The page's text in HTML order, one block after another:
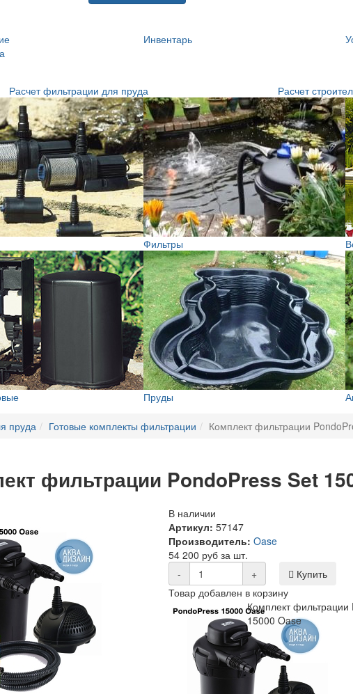
Инвентарь
Расчет фильтрации для пруда Расчет
Фильтры
Пруды
пруда Готовые комплекты фильтрации Комплект фильтрации
фильтрации PondoPress Set
В наличии
Артикул: 57147
Производитель: Oase
54 200 руб за шт.
-
+ Купить
Товар добавлен в корзину
Комплект фильтрации
15000 Oase